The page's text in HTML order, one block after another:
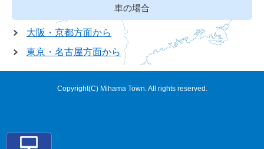
車の場合
大阪・京都方面から
東京・名古屋方面から
Copyright(C) Mihama Town. All rights reserved.